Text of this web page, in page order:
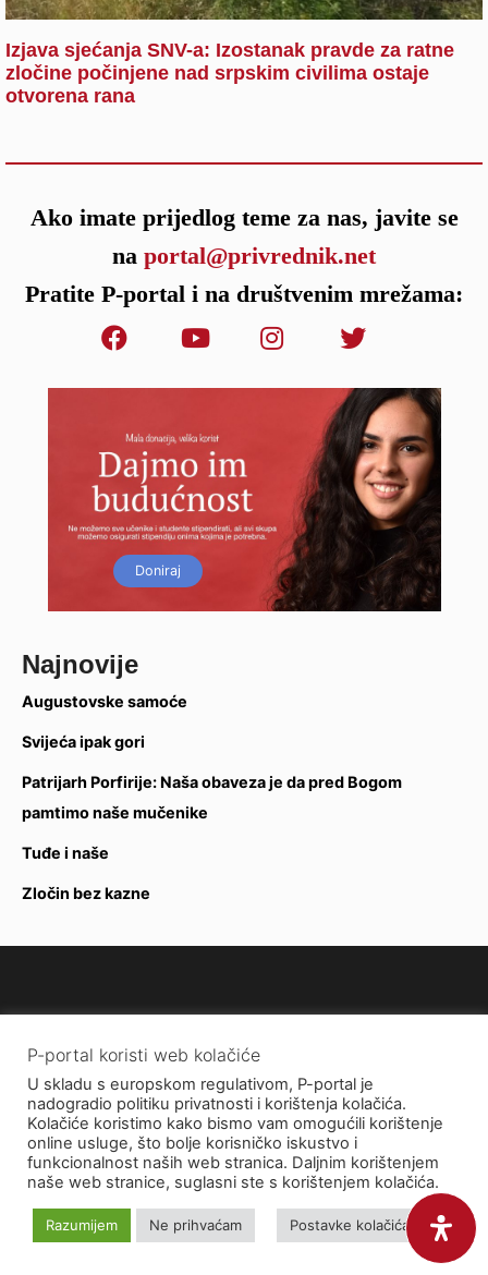
Izjava sjećanja SNV-a: Izostanak pravde za ratne
zločine počinjene nad srpskim civilima ostaje
otvorena rana
Ako imate prijedlog teme za nas, javite se
na portal@privrednik.net
Pratite P-portal i na društvenim mrežama:
Doniraj
Najnovije
Augustovske samoće
Svijeća ipak gori
Patrijarh Porfirije: Naša obaveza je da pred Bogom
pamtimo naše mučenike
Tuđe i naše
Zločin bez kazne
Uvjeti korištenja
Politika privatnosti
Impressum
Facebook
P-portal koristi web kolačiće
U skladu s europskom regulativom, P-portal je
nadogradio politiku privatnosti i korištenja kolačića.
Kolačiće koristimo kako bismo vam omogućili korištenje
online usluge, što bolje korisničko iskustvo i
funkcionalnost naših web stranica. Daljnim korištenjem
naše web stranice, suglasni ste s korištenjem kolačića.
Razumijem Ne prihvaćam Postavke kolačića